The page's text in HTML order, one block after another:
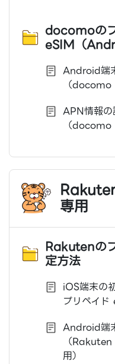
docomoの
eSIM（
Android端
（docomo
APN情報
（docomo
専用
Rakutenの
定方法
iOS端末の
プリペイド
Android端
（
用）